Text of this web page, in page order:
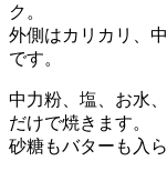
ク。
外側はカリカリ、
です。
中力粉、塩、お水
だけで焼きます。
砂糖もバターも入